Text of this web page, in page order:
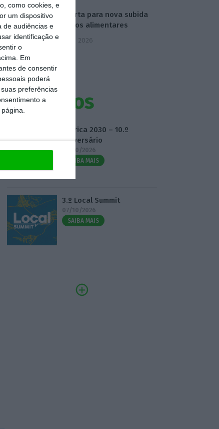
como cookies, e
um dispositivo
de audiências e
identificação e
o
Em
de consentir
poderá
preferências
a
FAO alerta para nova subida
de preços alimentares
5 Agosto 2026
Eventos
Fábrica 2030 – 10.º
Aniversário
14/10/2026
SAIBA MAIS
3.º Local Summit
07/10/2026
SAIBA MAIS